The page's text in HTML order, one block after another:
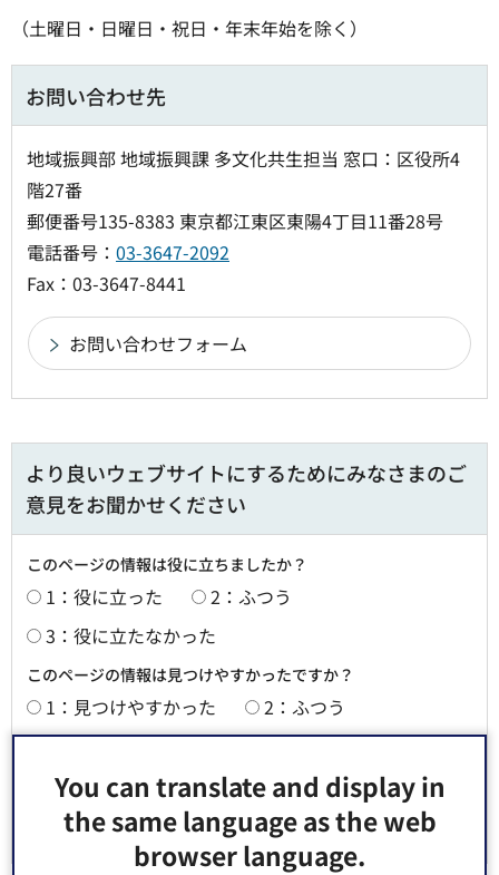
You can translate and display in
the same language as the web
browser language.
（土曜日・日曜日・祝日・年末年始を除く）
お問い合わせ先
地域振興部 地域振興課 多文化共生担当 窓口：区役所4
階27番
郵便番号135-8383 東京都江東区東陽4丁目11番28号
電話番号： 03-3647-2092
Fax：03-3647-8441
より良いウェブサイトにするためにみなさまのご
意見をお聞かせください
このページの情報は役に立ちましたか？
1：役に立った
2：ふつう
3：役に立たなかった
このページの情報は見つけやすかったですか？
1：見つけやすかった
2：ふつう
3：見つけにくかった